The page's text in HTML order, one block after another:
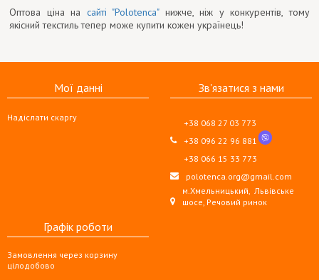
Оптова ціна на сайті "Polotenca"нижче, ніж у конкурентів, тому
якісний текстиль тепер може купити кожен українець!
Мої данні
Надіслати скаргу
Зв'язатися з нами
+38 068 27 03 773
+38 096 22 96 881
+38 066 15 33 773
polotenca.org@gmail.com
м.Хмельницький,
Львівське
шосе, Речовий ринок
Графік роботи
Замовлення через корзину
цілодобово